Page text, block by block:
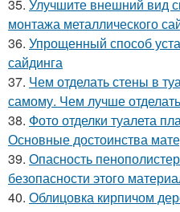
35. Улучшите внешний вид
монтажа металлического
36. Упрощенный способ
сайдинга
37. Чем отделать стены в
самому. Чем лучше
38. Фото отделки туалета
Основные достоинства
39. Опасность
безопасности этого
40. Облицовка кирпичом